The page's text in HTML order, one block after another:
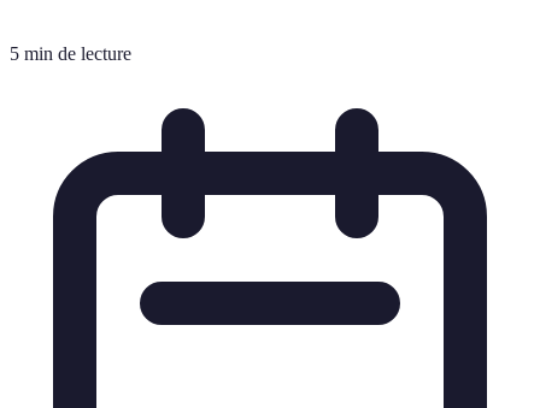
5 min de lecture